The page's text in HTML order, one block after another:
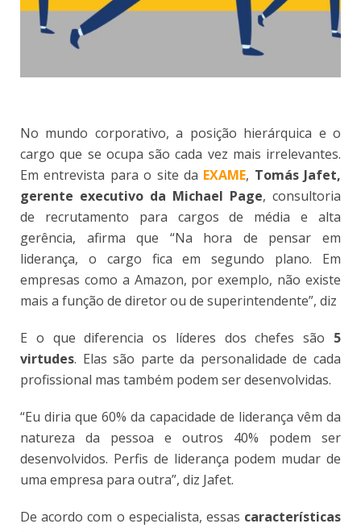
No mundo corporativo, a posição hierárquica e o
cargo que se ocupa são cada vez mais irrelevantes.
Em entrevista para o site da EXAME, Tomás Jafet,
gerente executivo da Michael Page, consultoria
de recrutamento para cargos de média e alta
gerência, afirma que “Na hora de pensar em
liderança, o cargo fica em segundo plano. Em
empresas como a Amazon, por exemplo, não existe
mais a função de diretor ou de superintendente”, diz
E o que diferencia os líderes dos chefes são 5
virtudes. Elas são parte da personalidade de cada
profissional mas também podem ser desenvolvidas.
“Eu diria que 60% da capacidade de liderança vêm da
natureza da pessoa e outros 40% podem ser
desenvolvidos. Perfis de liderança podem mudar de
uma empresa para outra”, diz Jafet.
De acordo com o especialista, essas características